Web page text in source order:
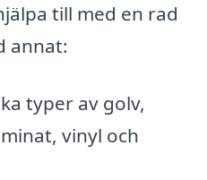
till med en rad
annat:
typer av golv,
vinyl och